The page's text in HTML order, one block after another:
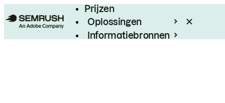
Prijzen
Oplossingen
Informatiebronnen